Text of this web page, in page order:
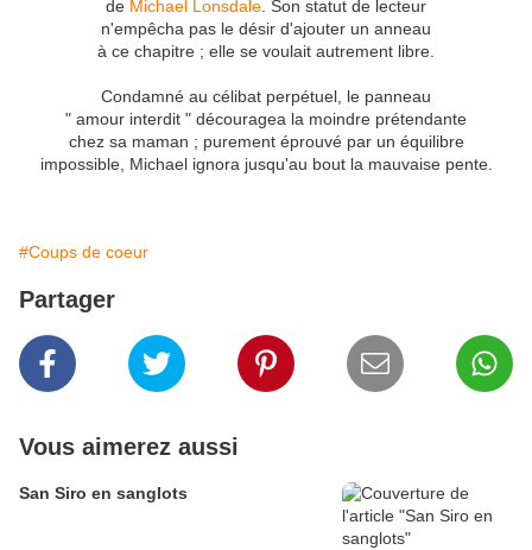
de Michael Lonsdale . Son statut de lecteur
n'empêcha pas le désir d'ajouter un anneau
à ce chapitre ; elle se voulait autrement libre.
Condamné au célibat perpétuel, le panneau
" amour interdit " découragea la moindre prétendante
chez sa maman ; purement éprouvé par un équilibre
impossible, Michael ignora jusqu'au bout la mauvaise pente.
#Coups de coeur
Partager
Vous aimerez aussi
San Siro en sanglots